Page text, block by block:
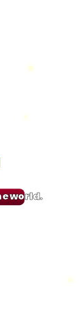
world.